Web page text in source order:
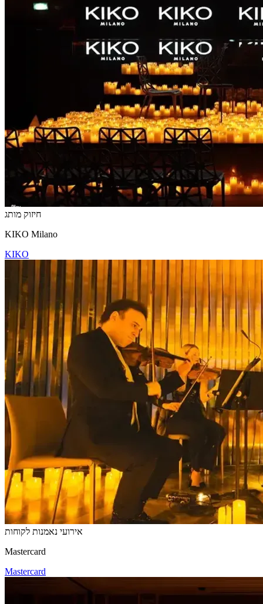
חיזוק מותג
KIKO Milano
KIKO
אירועי נאמנות לקוחות
Mastercard
Mastercard